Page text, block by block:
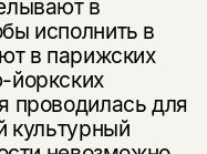
в
исполнить в
в парижских
йоркских
проводилась для
культурный